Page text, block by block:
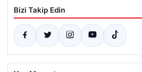
Bizi Takip Edin